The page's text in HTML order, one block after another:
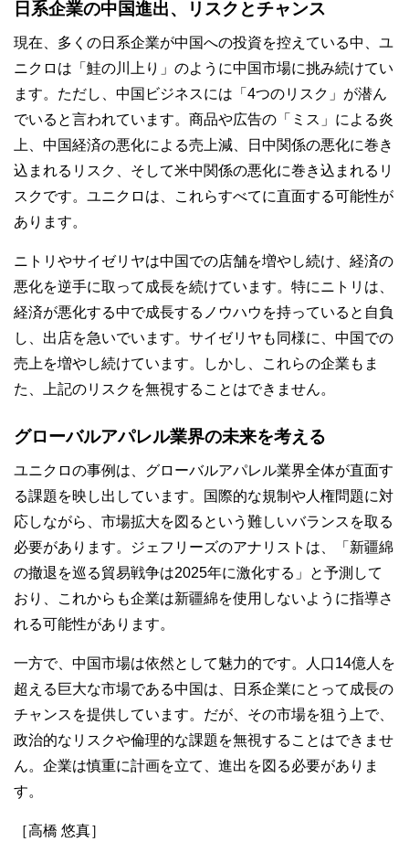
日系企業の中国進出、リスクとチャンス
現在、多くの日系企業が中国への投資を控えている中、ユ
ニクロは「鮭の川上り」のように中国市場に挑み続けてい
ます。ただし、中国ビジネスには「4つのリスク」が潜ん
でいると言われています。商品や広告の「ミス」による炎
上、中国経済の悪化による売上減、日中関係の悪化に巻き
込まれるリスク、そして米中関係の悪化に巻き込まれるリ
スクです。ユニクロは、これらすべてに直面する可能性が
あります。
ニトリやサイゼリヤは中国での店舗を増やし続け、経済の
悪化を逆手に取って成長を続けています。特にニトリは、
経済が悪化する中で成長するノウハウを持っていると自負
し、出店を急いでいます。サイゼリヤも同様に、中国での
売上を増やし続けています。しかし、これらの企業もま
た、上記のリスクを無視することはできません。
グローバルアパレル業界の未来を考える
ユニクロの事例は、グローバルアパレル業界全体が直面す
る課題を映し出しています。国際的な規制や人権問題に対
応しながら、市場拡大を図るという難しいバランスを取る
必要があります。ジェフリーズのアナリストは、「新疆綿
の撤退を巡る貿易戦争は2025年に激化する」と予測して
おり、これからも企業は新疆綿を使用しないように指導さ
れる可能性があります。
一方で、中国市場は依然として魅力的です。人口14億人を
超える巨大な市場である中国は、日系企業にとって成長の
チャンスを提供しています。だが、その市場を狙う上で、
政治的なリスクや倫理的な課題を無視することはできませ
ん。企業は慎重に計画を立て、進出を図る必要がありま
す。
［高橋 悠真］